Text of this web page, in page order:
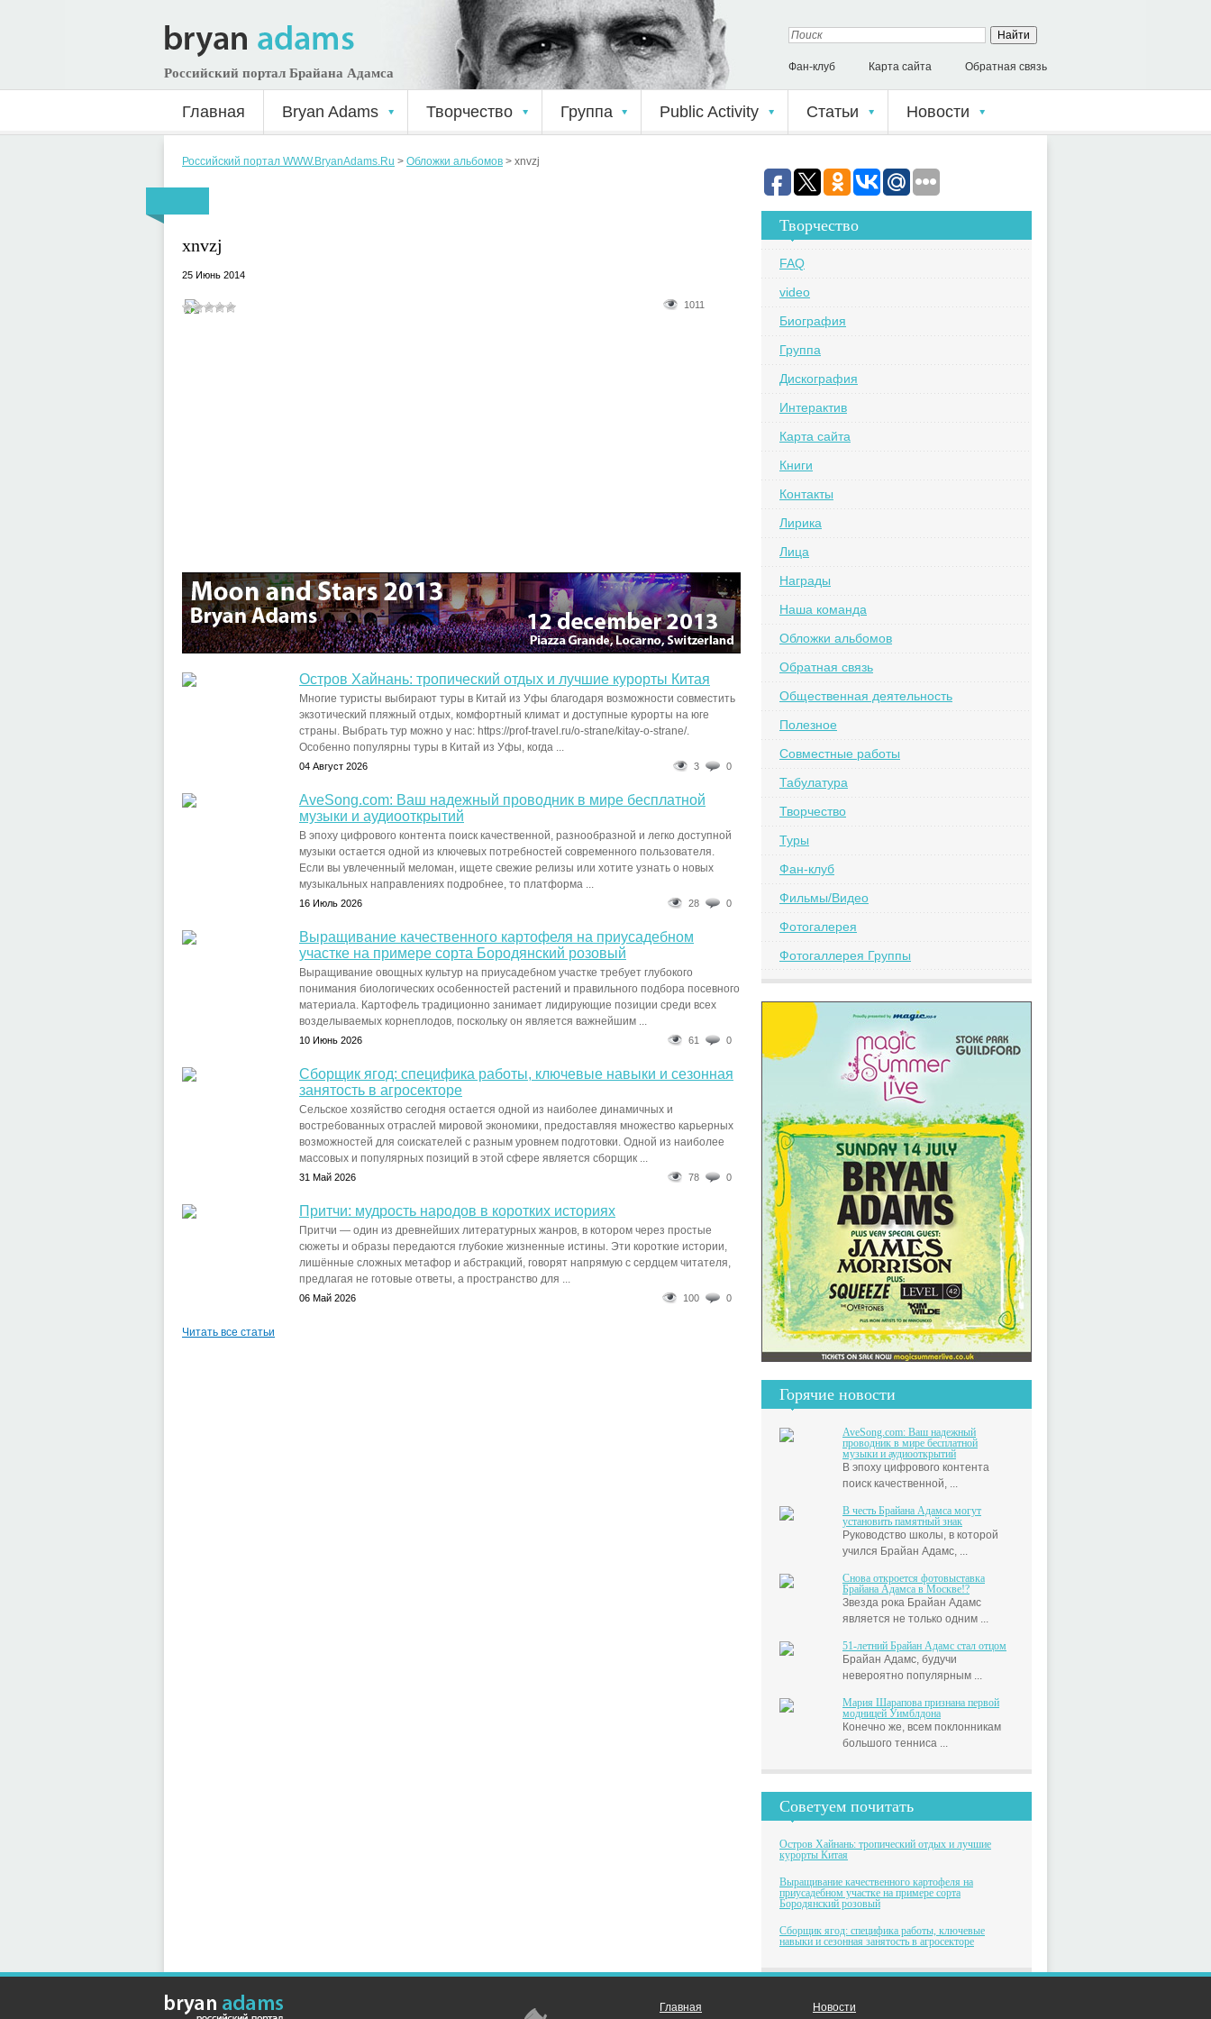
Российский портал Брайана Адамса Фан-клуб Карта сайта Обратная связь
Главная Bryan Adams Творчество Группа Public Activity Статьи Новости
Российский портал WWW.BryanAdams.Ru > Обложки альбомов > xnvzj
xnvzj
25 Июнь 2014
1011
Остров Хайнань: тропический отдых и лучшие курорты Китая
Многие туристы выбирают туры в Китай из Уфы благодаря возможности совместить
экзотический пляжный отдых, комфортный климат и доступные курорты на юге
страны. Выбрать тур можно у нас: https://prof-travel.ru/o-strane/kitay-o-strane/.
Особенно популярны туры в Китай из Уфы, когда ...
04 Август 2026 3 0
AveSong.com: Ваш надежный проводник в мире бесплатной
музыки и аудиооткрытий
В эпоху цифрового контента поиск качественной, разнообразной и легко доступной
музыки остается одной из ключевых потребностей современного пользователя.
Если вы увлеченный меломан, ищете свежие релизы или хотите узнать о новых
музыкальных направлениях подробнее, то платформа ...
16 Июль 2026 28 0
Выращивание качественного картофеля на приусадебном
участке на примере сорта Бородянский розовый
Выращивание овощных культур на приусадебном участке требует глубокого
понимания биологических особенностей растений и правильного подбора посевного
материала. Картофель традиционно занимает лидирующие позиции среди всех
возделываемых корнеплодов, поскольку он является важнейшим ...
10 Июнь 2026 61 0
Сборщик ягод: специфика работы, ключевые навыки и сезонная
занятость в агросекторе
Сельское хозяйство сегодня остается одной из наиболее динамичных и
востребованных отраслей мировой экономики, предоставляя множество карьерных
возможностей для соискателей с разным уровнем подготовки. Одной из наиболее
массовых и популярных позиций в этой сфере является сборщик ...
31 Май 2026 78 0
Притчи: мудрость народов в коротких историях
Притчи — один из древнейших литературных жанров, в котором через простые
сюжеты и образы передаются глубокие жизненные истины. Эти короткие истории,
лишённые сложных метафор и абстракций, говорят напрямую с сердцем читателя,
предлагая не готовые ответы, а пространство для ...
06 Май 2026 100 0
Читать все статьи
Творчество
FAQ
video
Биография
Группа
Дискография
Интерактив
Карта сайта
Книги
Контакты
Лирика
Лица
Награды
Наша команда
Обложки альбомов
Обратная связь
Общественная деятельность
Полезное
Совместные работы
Табулатура
Творчество
Туры
Фан-клуб
Фильмы/Видео
Фотогалерея
Фотогаллерея Группы
Горячие новости
AveSong.com: Ваш надежный
проводник в мире бесплатной
музыки и аудиооткрытий
В эпоху цифрового контента
поиск качественной, ...
В честь Брайана Адамса могут
установить памятный знак
Руководство школы, в которой
учился Брайан Адамс, ...
Снова откроется фотовыставка
Брайана Адамса в Москве!?
Звезда рока Брайан Адамс
является не только одним ...
51-летний Брайан Адамс стал отцом
Брайан Адамс, будучи
невероятно популярным ...
Мария Шарапова признана первой
модницей Уимблдона
Конечно же, всем поклонникам
большого тенниса ...
Советуем почитать
Остров Хайнань: тропический отдых и лучшие
курорты Китая
Выращивание качественного картофеля на
приусадебном участке на примере сорта
Бородянский розовый
Сборщик ягод: специфика работы, ключевые
навыки и сезонная занятость в агросекторе
Главная
Новости